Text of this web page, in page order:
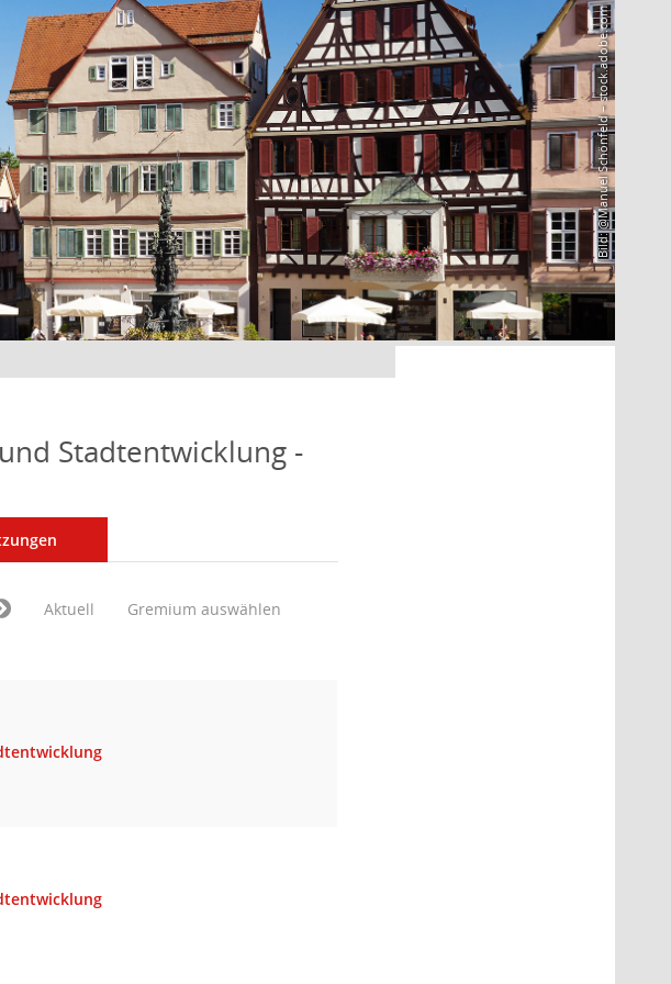
Bild: @Manuel Schönfeld – stock.adobe.com
Stadtentwicklung -
Aktuell Gremium auswählen